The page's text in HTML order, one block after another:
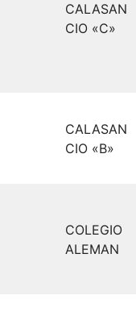
CALASAN
CIO «C»
CALASAN
CIO «B»
COLEGIO
ALEMAN